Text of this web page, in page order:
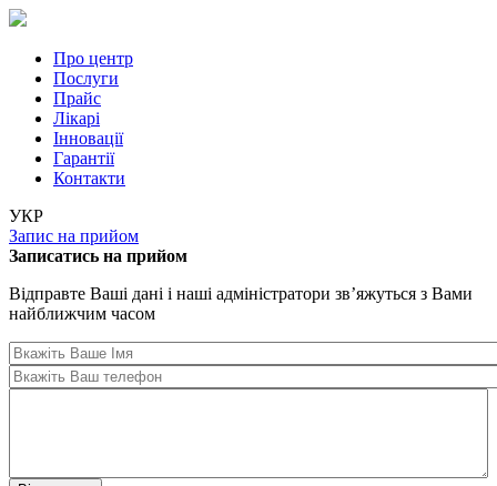
Перейти до основного вмісту
Про центр
Послуги
Прайс
Лікарі
Iнновації
Гарантії
Контакти
УКР
Запис на прийом
Записатись на прийом
Відправте Ваші дані і наші адміністратори зв’яжуться з Вами
найближчим часом